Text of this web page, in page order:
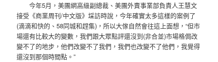
今年5月，美團網高級副總裁、美團外賣事業部負責人王慧文
接受《商業周刊/中文版》埰訪時說，今年確實太多這樣的案例了
(滴滴和快的、58同城和趕集)，所以大傢自然會往這上面想，“但市
場還有比較大的變數，我們跟大眾點評還沒到(非合並)市場格侷改
變不了的地步，他們改變不了我們，我們也改變不了他們，我覺得
還沒到那個時間點。”